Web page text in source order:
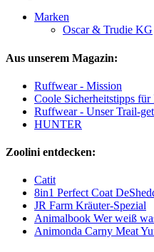
Marken
Oscar & Trudie KG
Aus unserem Magazin:
Ruffwear - Mission
Coole Sicherheitstipps
Ruffwear - Unser Trail-
HUNTER
Zoolini entdecken:
Catit
8in1 Perfect Coat
JR Farm Kräuter-Spezial
Animalbook Wer weiß
Animonda Carny Meat